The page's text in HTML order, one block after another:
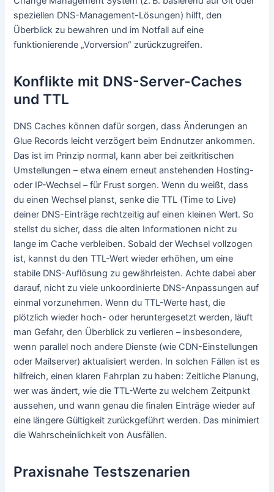
speziellen DNS-Management-Lösungen) hilft, den
Überblick zu bewahren und im Notfall auf eine
funktionierende „Vorversion“ zurückzugreifen.
Konflikte mit DNS-Server-Caches
und TTL
DNS Caches können dafür sorgen, dass Änderungen an
Glue Records leicht verzögert beim Endnutzer ankommen.
Das ist im Prinzip normal, kann aber bei zeitkritischen
Umstellungen – etwa einem erneut anstehenden Hosting-
oder IP-Wechsel – für Frust sorgen. Wenn du weißt, dass
du einen Wechsel planst, senke die TTL (Time to Live)
deiner DNS-Einträge rechtzeitig auf einen kleinen Wert. So
stellst du sicher, dass die alten Informationen nicht zu
lange im Cache verbleiben. Sobald der Wechsel vollzogen
ist, kannst du den TTL-Wert wieder erhöhen, um eine
stabile DNS-Auflösung zu gewährleisten. Achte dabei aber
darauf, nicht zu viele unkoordinierte DNS-Anpassungen auf
einmal vorzunehmen. Wenn du TTL-Werte hast, die
plötzlich wieder hoch- oder heruntergesetzt werden, läuft
man Gefahr, den Überblick zu verlieren – insbesondere,
wenn parallel noch andere Dienste (wie CDN-Einstellungen
oder Mailserver) aktualisiert werden. In solchen Fällen ist es
hilfreich, einen klaren Fahrplan zu haben: Zeitliche Planung,
wer was ändert, wie die TTL-Werte zu welchem Zeitpunkt
aussehen, und wann genau die finalen Einträge wieder auf
eine längere Gültigkeit zurückgeführt werden. Das minimiert
die Wahrscheinlichkeit von Ausfällen.
Praxisnahe Testszenarien